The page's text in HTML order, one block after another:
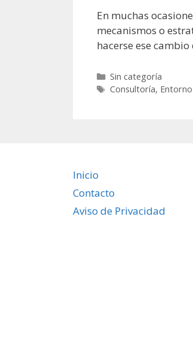
En muchas
mecanismos o
hacerse ese
Categorías
Sin categoría
Etiquetas
Consultoría,
Inicio
Contacto
Aviso de Privacidad